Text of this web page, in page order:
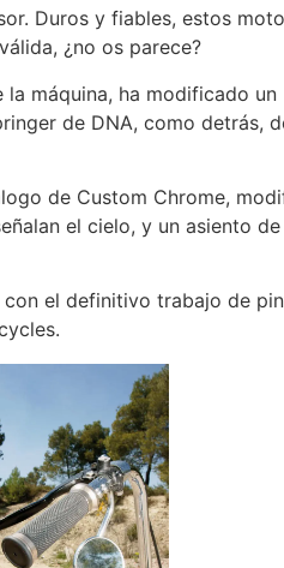
Duros y fiables, estos
¿no os parece?
máquina, ha modificado un
de DNA, como detrás,
de Custom Chrome,
el cielo, y un asiento
el definitivo trabajo de